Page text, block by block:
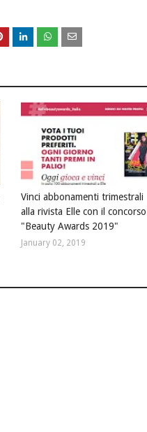
Vinci abbonamenti trimestrali
alla rivista Elle con il concorso
"Beauty Awards 2019"
January 02, 2019